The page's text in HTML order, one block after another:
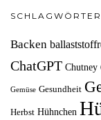
SCHLAGWÖRTER
Backen
ChatGPT Chutney
Gemüse Gesundheit
Herbst Hühnchen